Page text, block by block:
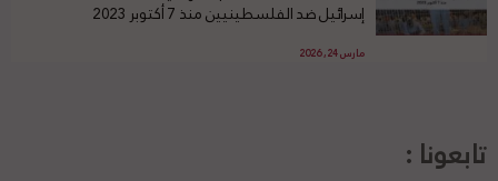
إسرائيل ضد الفلسطينيين منذ 7 أكتوبر 2023
مارس 24, 2026
تابعونا :